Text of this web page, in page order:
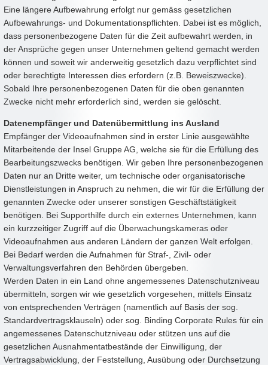
Eine längere Aufbewahrung erfolgt nur gemäss gesetzlichen
Aufbewahrungs- und Dokumentationspflichten. Dabei ist es möglich,
dass personenbezogene Daten für die Zeit aufbewahrt werden, in
der Ansprüche gegen unser Unternehmen geltend gemacht werden
können und soweit wir anderweitig gesetzlich dazu verpflichtet sind
oder berechtigte Interessen dies erfordern (z.B. Beweiszwecke).
Sobald Ihre personenbezogenen Daten für die oben genannten
Zwecke nicht mehr erforderlich sind, werden sie gelöscht.
Datenempfänger und Datenübermittlung ins Ausland
Empfänger der Videoaufnahmen sind in erster Linie ausgewählte
Mitarbeitende der Insel Gruppe AG, welche sie für die Erfüllung des
Bearbeitungszwecks benötigen. Wir geben Ihre personenbezogenen
Daten nur an Dritte weiter, um technische oder organisatorische
Dienstleistungen in Anspruch zu nehmen, die wir für die Erfüllung der
genannten Zwecke oder unserer sonstigen Geschäftstätigkeit
benötigen. Bei Supporthilfe durch ein externes Unternehmen, kann
ein kurzzeitiger Zugriff auf die Überwachungskameras oder
Videoaufnahmen aus anderen Ländern der ganzen Welt erfolgen.
Bei Bedarf werden die Aufnahmen für Straf-, Zivil- oder
Verwaltungsverfahren den Behörden übergeben.
Werden Daten in ein Land ohne angemessenes Datenschutzniveau
übermitteln, sorgen wir wie gesetzlich vorgesehen, mittels Einsatz
von entsprechenden Verträgen (namentlich auf Basis der sog.
Standardvertragsklauseln) oder sog. Binding Corporate Rules für ein
angemessenes Datenschutzniveau oder stützen uns auf die
gesetzlichen Ausnahmentatbestände der Einwilligung, der
Vertragsabwicklung, der Feststellung, Ausübung oder Durchsetzung